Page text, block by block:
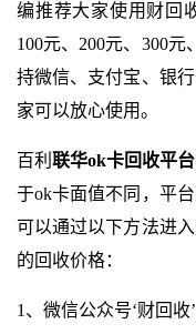
编推荐大家使用财回
100元、200元、300
持微信、支付宝、银
家可以放心使用。
百利联华ok卡回收平台
于ok卡面值不同，平
可以通过以下方法进
的回收价格：
1、微信公众号‘财回收